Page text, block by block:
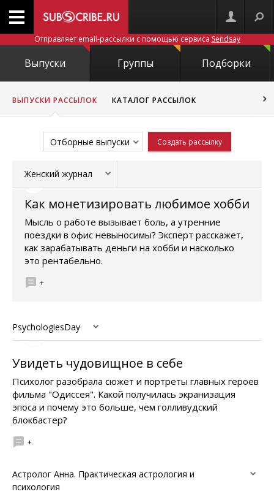
Отправляет email-рассылки с помощью сервиса Sendsay
Выпуски Группы Подборки
ВЫПУСКИ РАССЫЛОК КАТАЛОГ РАССЫЛОК
Отборные выпуски Создать рассылку
Женский журнал
Как монетизировать любимое хобби
Мысль о работе вызывает боль, а утренние
поездки в офис невыносимы? Эксперт расскажет,
как зарабатывать деньги на хобби и насколько
это рентабельно.
+
PsychologiesDay
Увидеть чудовищное в себе
Психолог разобрала сюжет и портреты главных героев
фильма "Одиссея". Какой получилась экранизация
эпоса и почему это больше, чем голливудский
блокбастер?
+
Астролог Анна. Практическая астрология и
психология